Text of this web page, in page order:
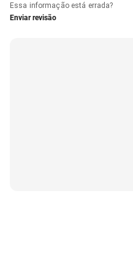
Essa informação está errada?
Enviar revisão